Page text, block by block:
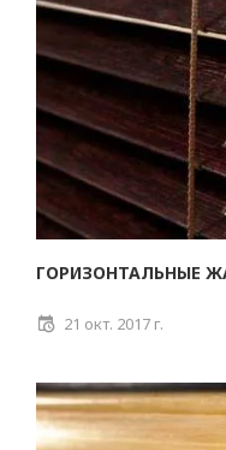
ГОРИЗОНТАЛЬНЫЕ
21 окт. 2017 г.